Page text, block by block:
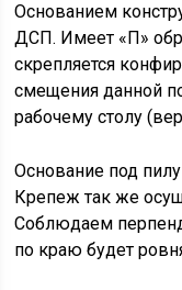
Основанием
ДСП. Имеет «П»
скрепляется
смещения данной
рабочему столу
Основание под
Крепеж так же
Соблюдаем
по краю будет